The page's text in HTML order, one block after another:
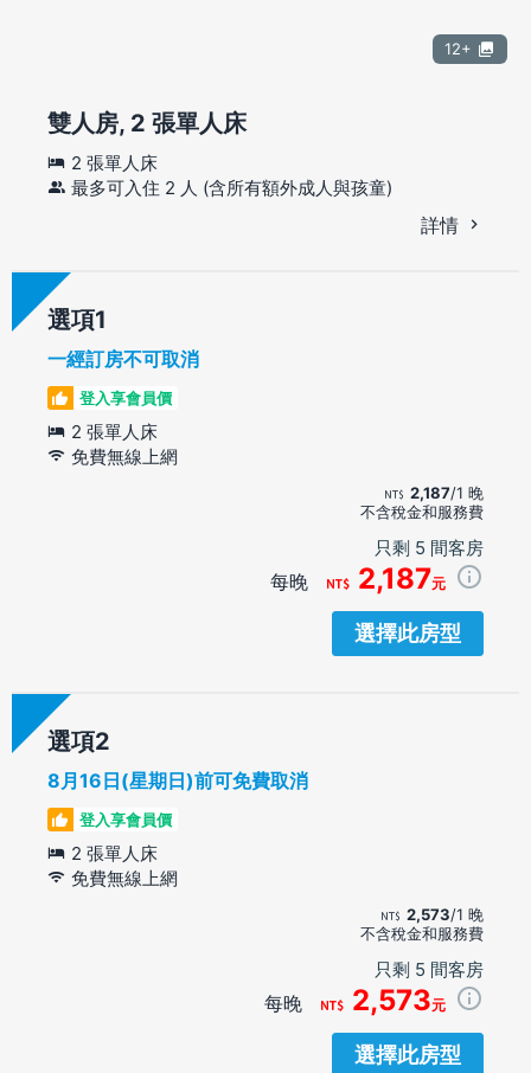
12+
雙人房, 2 張單人床
2 張單人床
最多可入住 2 人 (含所有額外成人與孩童)
詳情
選項
一經訂房不可取消
登入享會員價
2 張單人床
免費無線上網
2,187/1 晚
不含稅金和服務費
只剩 5 間客房
每晚 2,187元
選擇此房型
選項
8月16日(星期日)前可免費取消
登入享會員價
2 張單人床
免費無線上網
2,573/1 晚
不含稅金和服務費
只剩 5 間客房
每晚 2,573元
選擇此房型